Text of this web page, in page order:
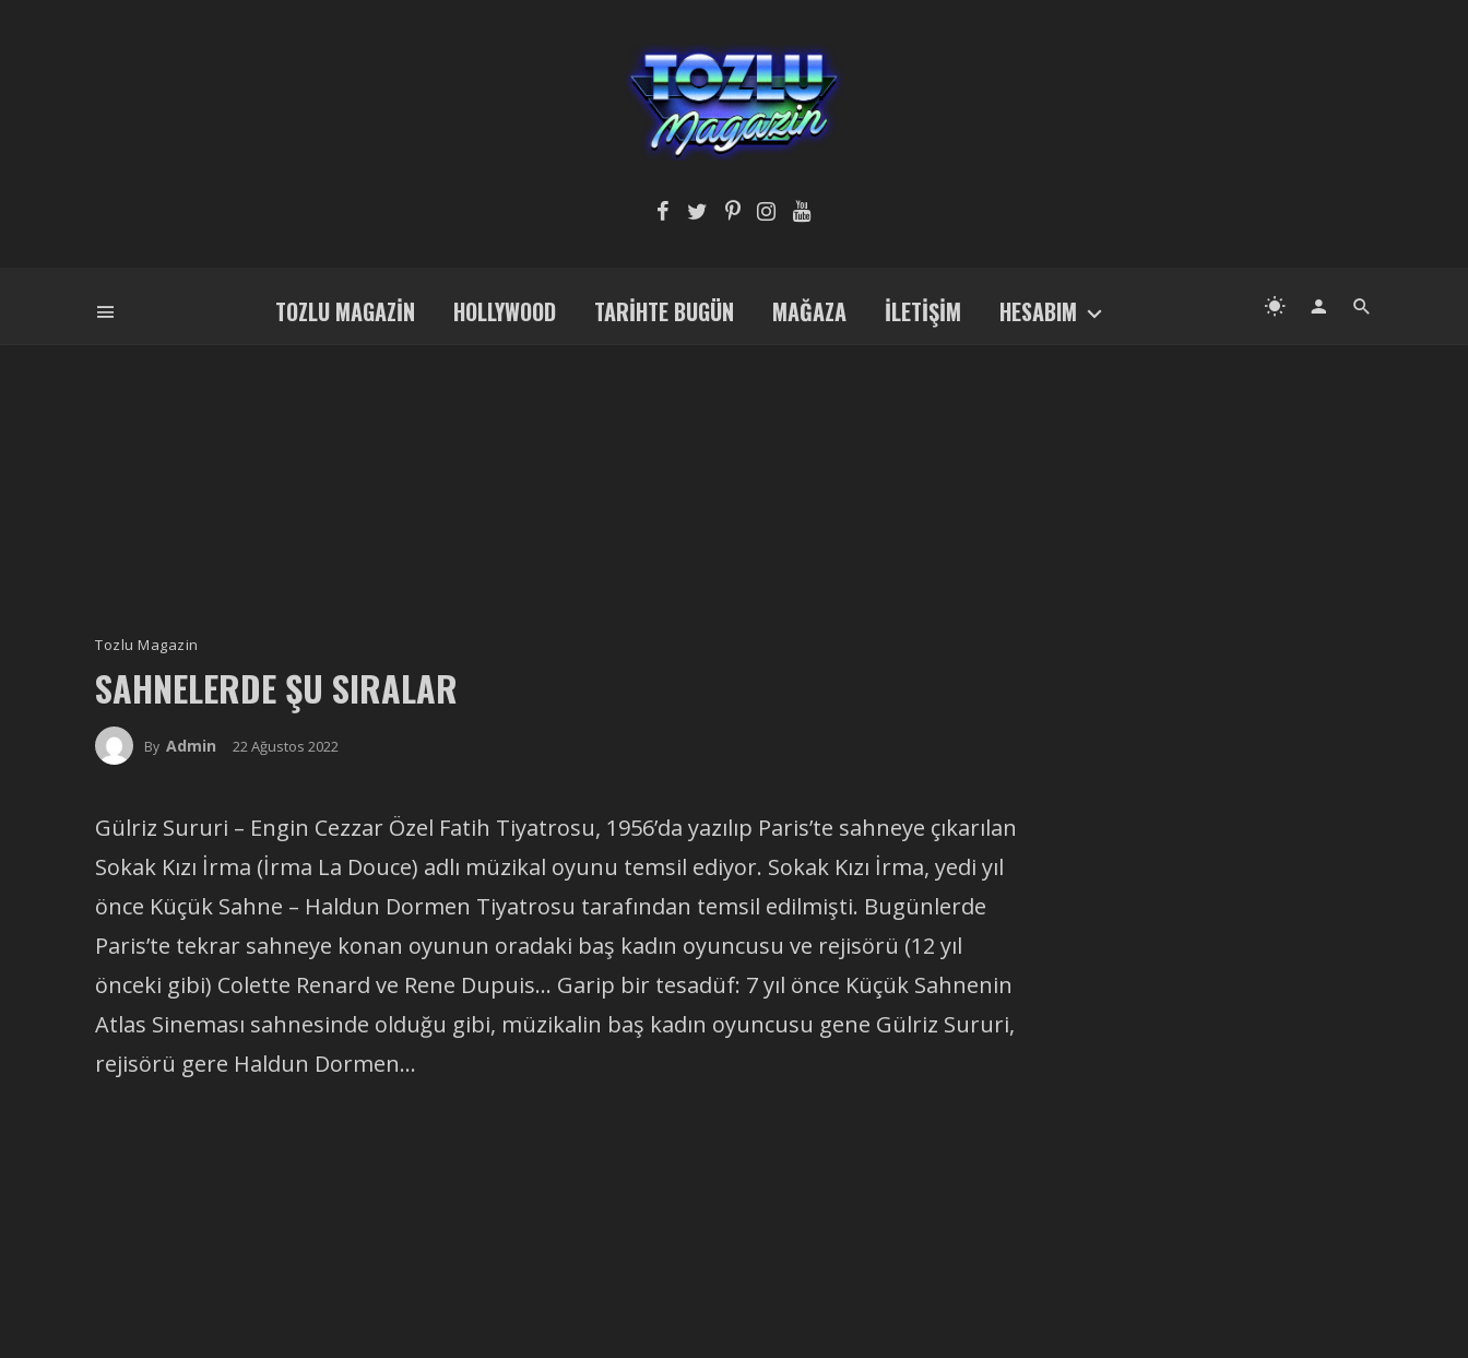
TOZLU MAGAZIN HOLLYWOOD TARIHTE BUGÜN MAĞAZA İLETIŞIM HESABIM
Tozlu Magazin
SAHNELERDE ŞU SIRALAR
By Admin 22 Ağustos 2022
Gülriz Sururi – Engin Cezzar Özel Fatih Tiyatrosu, 1956’da yazılıp Paris’te sahneye çıkarılan
Sokak Kızı İrma (İrma La Douce) adlı müzikal oyunu temsil ediyor. Sokak Kızı İrma, yedi yıl
önce Küçük Sahne – Haldun Dormen Tiyatrosu tarafından temsil edilmişti. Bugünlerde
Paris’te tekrar sahneye konan oyunun oradaki baş kadın oyuncusu ve rejisörü (12 yıl
önceki gibi) Colette Renard ve Rene Dupuis… Garip bir tesadüf: 7 yıl önce Küçük Sahnenin
Atlas Sineması sahnesinde olduğu gibi, müzikalin baş kadın oyuncusu gene Gülriz Sururi,
rejisörü gere Haldun Dormen…